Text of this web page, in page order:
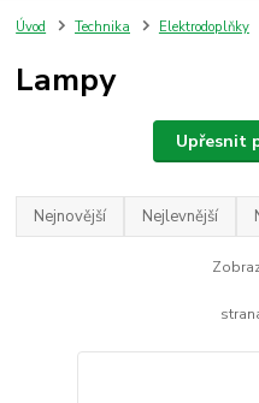
Úvod Technika Elektrodoplňky
Lampy
Upřesnit
Nejnovější Nejlevnější